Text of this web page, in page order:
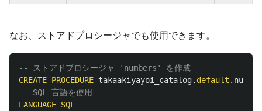
なお、ストアドプロシージャでも使用できます。
-- ストアドプロシージャ 'numbers' を作成
CREATE PROCEDURE takaakiyayoi_catalog. default .
-- SQL 言語を使用
LANGUAGE SQL